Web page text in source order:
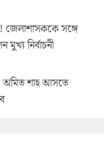
সঙ্গে
মুখ্য নির্বাচনী
অমিত শাহ আসতে